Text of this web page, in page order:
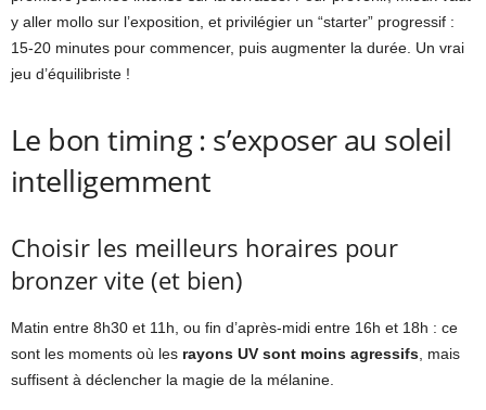
y aller mollo sur l’exposition, et privilégier un “starter” progressif :
15-20 minutes pour commencer, puis augmenter la durée. Un vrai
jeu d’équilibriste !
Le bon timing : s’exposer au soleil
intelligemment
Choisir les meilleurs horaires pour
bronzer vite (et bien)
Matin entre 8h30 et 11h, ou fin d’après-midi entre 16h et 18h : ce
sont les moments où les rayons UV sont moins agressifs , mais
suffisent à déclencher la magie de la mélanine.